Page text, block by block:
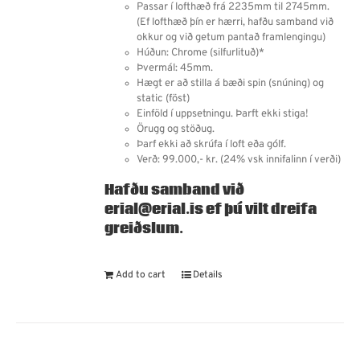
Passar í lofthæð frá 2235mm til 2745mm.
(Ef lofthæð þín er hærri, hafðu samband við
okkur og við getum pantað framlengingu)
Húðun: Chrome (silfurlituð)*
Þvermál: 45mm.
Hægt er að stilla á bæði spin (snúning) og
static (föst)
Einföld í uppsetningu. Þarft ekki stiga!
Örugg og stöðug.
Þarf ekki að skrúfa í loft eða gólf.
Verð: 99.000,- kr. (24% vsk innifalinn í verði)
Hafðu samband við
erial@erial.is ef þú vilt dreifa
greiðslum.
Add to cart Details